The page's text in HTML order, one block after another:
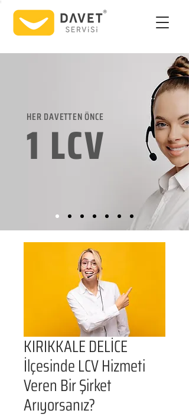
HER DAVETTEN ÖNCE
1 LCV
KIRIKKALE DELİCE
İlçesinde LCV Hizmeti
Veren Bir Şirket
Arıyorsanız?